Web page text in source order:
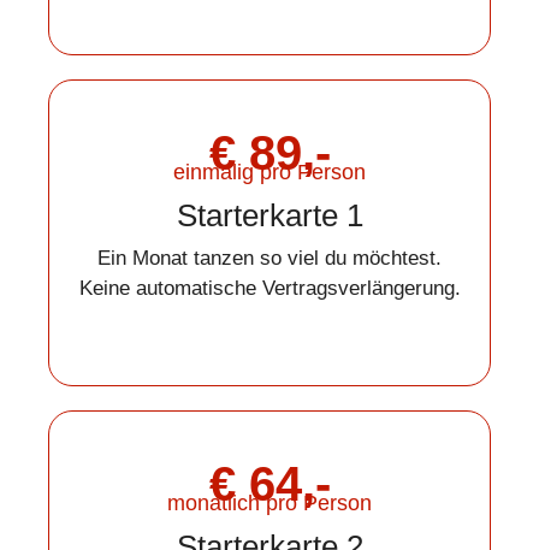
€ 89,-
einmalig pro Person
Starterkarte 1
Ein Monat tanzen so viel du möchtest.
Keine automatische Vertragsverlängerung.
€ 64,-
monatlich pro Person